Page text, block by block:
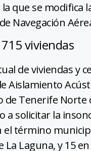
que se modifica
Navegación
viviendas
de viviendas y
Aislamiento
de Tenerife Norte
a solicitar la
el término
La Laguna, y 15